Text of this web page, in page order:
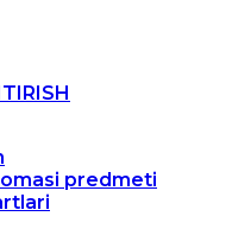
predmeti